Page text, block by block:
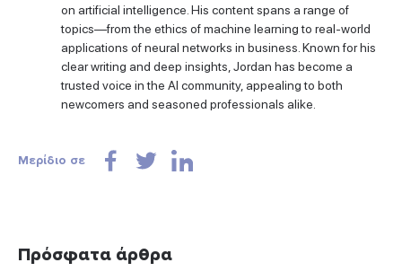
on artificial intelligence. His content spans a range of
topics—from the ethics of machine learning to real-world
applications of neural networks in business. Known for his
clear writing and deep insights, Jordan has become a
trusted voice in the AI community, appealing to both
newcomers and seasoned professionals alike.
Μερίδιο σε
Πρόσφατα άρθρα